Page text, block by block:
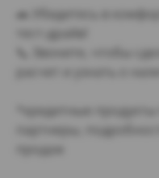
🚗 Убедитесь в
тест-драйв!
📞 Звоните, чтобы
*кредитные
партнеры,
продаж